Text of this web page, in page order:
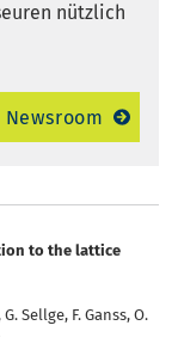
nützlich
Newsroom
to the lattice
Sellge, F. Ganss, O.